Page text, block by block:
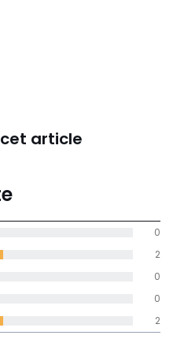
article
des
Redoute s'engage
2
0
0
2
0